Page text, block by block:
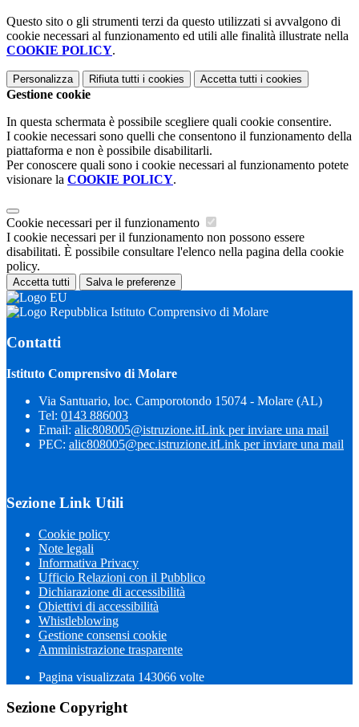
Questo sito o gli strumenti terzi da questo utilizzati si avvalgono di
cookie necessari al funzionamento ed utili alle finalità illustrate nella
COOKIE POLICY.
Personalizza Rifiuta tutti i cookies Accetta tutti i cookies
Gestione cookie
In questa schermata è possibile scegliere quali cookie consentire.
I cookie necessari sono quelli che consentono il funzionamento della
piattaforma e non è possibile disabilitarli.
Per conoscere quali sono i cookie necessari al funzionamento potete
visionare la COOKIE POLICY.
Cookie necessari per il funzionamento
I cookie necessari per il funzionamento non possono essere
disabilitati. È possibile consultare l'elenco nella pagina della cookie
policy.
Accetta tutti Salva le preferenze
Istituto Comprensivo di Molare
Contatti
Istituto Comprensivo di Molare
Via Santuario, loc. Camporotondo 15074 - Molare (AL)
Tel: 0143 886003
Email: alic808005@istruzione.itLink per inviare una mail
PEC: alic808005@pec.istruzione.itLink per inviare una mail
Sezione Link Utili
Cookie policy
Note legali
Informativa Privacy
Ufficio Relazioni con il Pubblico
Dichiarazione di accessibilità
Obiettivi di accessibilità
Whistleblowing
Gestione consensi cookie
Amministrazione trasparente
Pagina visualizzata 143066 volte
Sezione Copyright